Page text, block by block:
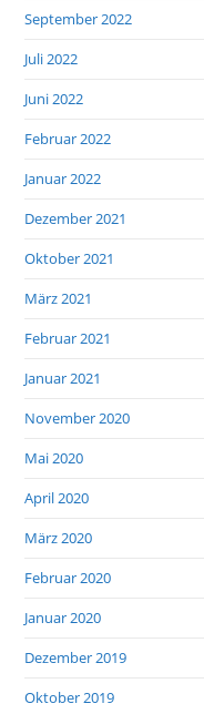
September 2022
Juli 2022
Juni 2022
Februar 2022
Januar 2022
Dezember 2021
Oktober 2021
März 2021
Februar 2021
Januar 2021
November 2020
Mai 2020
April 2020
März 2020
Februar 2020
Januar 2020
Dezember 2019
Oktober 2019